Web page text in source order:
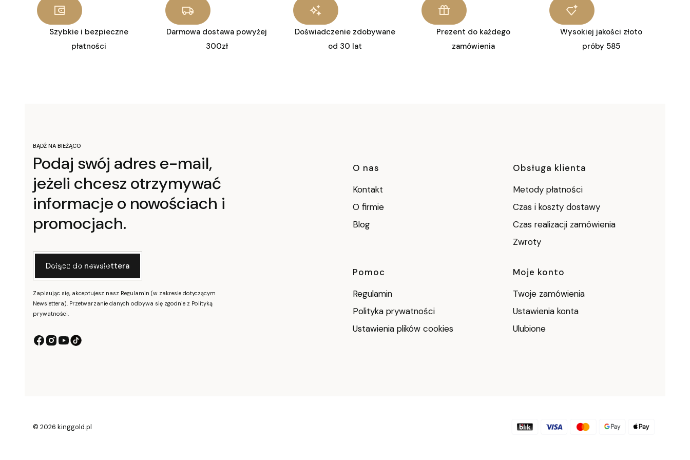
Szybkie i bezpieczne
płatności
Darmowa dostawa powyżej
300zł
Doświadczenie zdobywane
od 30 lat
Prezent do każdego
zamówienia
Wysokiej jakości złoto
próby 585
BĄDŹ NA BIEŻĄCO
Podaj swój adres e-mail,
jeżeli chcesz otrzymywać
informacje o nowościach i
promocjach.
Twój adres e-mail
Dołącz do newslettera
Zapisując się, akceptujesz nasz Regulamin (w zakresie dotyczącym
Newslettera). Przetwarzanie danych odbywa się zgodnie z Polityką
prywatności.
Linki w stopce
O nas
Kontakt
O firmie
Blog
Obsługa klienta
Metody płatności
Czas i koszty dostawy
Czas realizacji zamówienia
Zwroty
Pomoc
Regulamin
Polityka prywatności
Ustawienia plików cookies
Moje konto
Twoje zamówienia
Ustawienia konta
Ulubione
© 2026 kinggold.pl